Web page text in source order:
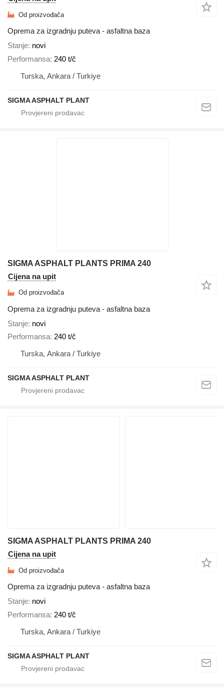
Od proizvođača
Oprema za izgradnju puteva - asfaltna baza
Stanje novi
Performansa 240 t/č
Turska, Ankara / Turkiye
SIGMA ASPHALT PLANT
SIGMA ASPHALT PLANTS PRIMA 240
Cijena na upit
Od proizvođača
Oprema za izgradnju puteva - asfaltna baza
Stanje novi
Performansa 240 t/č
Turska, Ankara / Turkiye
SIGMA ASPHALT PLANT
SIGMA ASPHALT PLANTS PRIMA 240
Cijena na upit
Od proizvođača
Oprema za izgradnju puteva - asfaltna baza
Stanje novi
Performansa 240 t/č
Turska, Ankara / Turkiye
SIGMA ASPHALT PLANT